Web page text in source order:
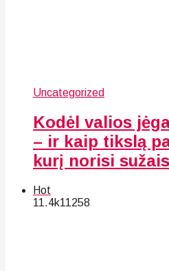
Uncategorized
Kodėl valios
– ir kaip tikslą
kurį norisi
Hot
11.4k11258